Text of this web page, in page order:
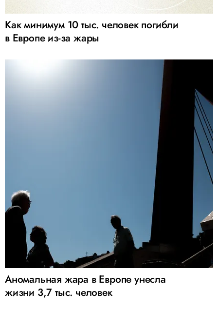
Как минимум 10 тыс. человек погибли
в Европе из-за жары
Аномальная жара в Европе унесла
жизни 3,7 тыс. человек